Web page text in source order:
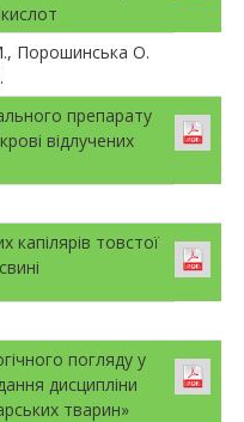
Порошинська О.
препарату
відлучених
капілярів товстої
погляду у
дисципліни
тварин»